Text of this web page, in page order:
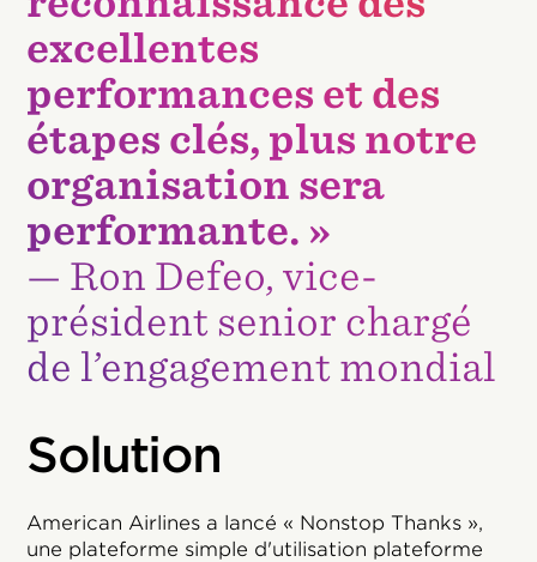
excellentes
performances et des
étapes clés, plus notre
organisation sera
performante. »
— Ron Defeo, vice-
président senior chargé
de l’engagement mondial
Solution
American Airlines a lancé « Nonstop Thanks »,
une plateforme simple d'utilisation plateforme